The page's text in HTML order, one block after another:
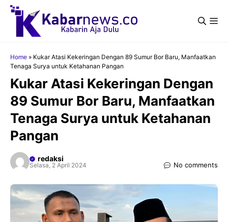
Langsung
Home » Kukar Atasi Kekeringan Dengan 89 Sumur Bor Baru, Manfaatkan
Tenaga Surya untuk Ketahanan Pangan
Kukar Atasi Kekeringan Dengan
89 Sumur Bor Baru, Manfaatkan
Tenaga Surya untuk Ketahanan
Pangan
redaksi
Selasa, 2 April 2024 No comments